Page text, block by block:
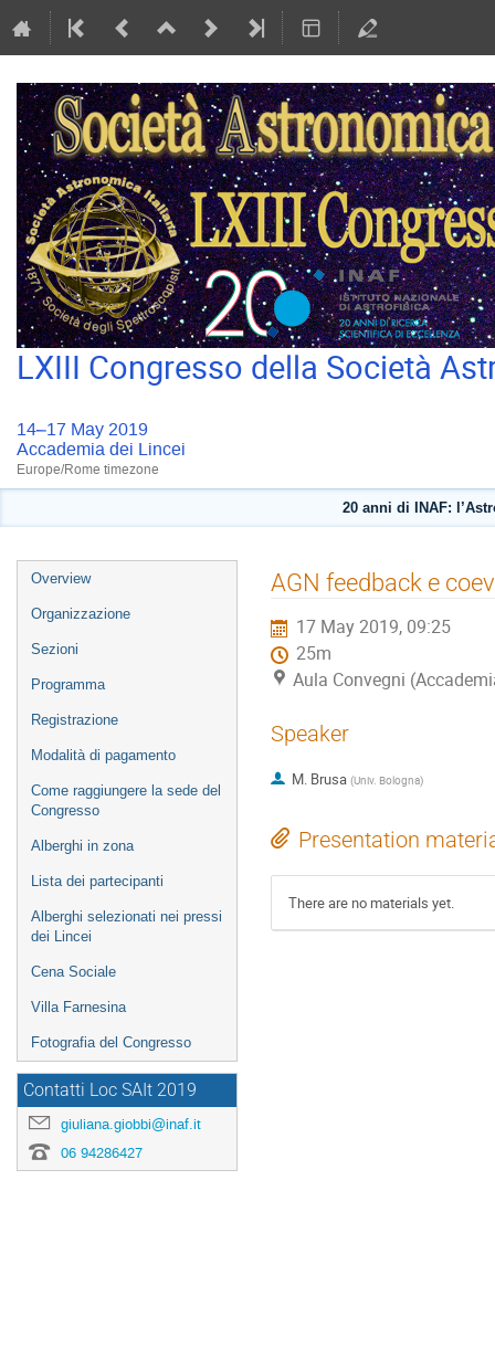
LXIII Congresso della Società
14–17 May 2019
Accademia dei Lincei
Europe/Rome timezone
20 anni di INAF:
Event
menu
Overview
Organizzazione
Sezioni
Programma
Registrazione
Modalità di pagamento
Come raggiungere la sede del
Congresso
Alberghi in zona
Lista dei partecipanti
Alberghi selezionati nei pressi
dei Lincei
Cena Sociale
Villa Farnesina
Fotografia del Congresso
Contatti Loc SAIt 2019
giuliana.giobbi@inaf.it
06 94286427
AGN feedback e
17 May 2019, 09:25
25m
Aula Convegni
Speaker
M. Brusa (Univ. Bologna)
Presentation
There are no materials yet.